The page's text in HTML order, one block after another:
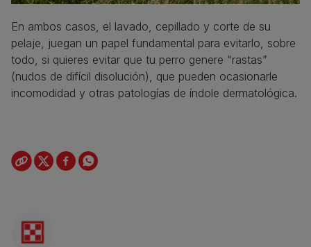
En ambos casos, el lavado, cepillado y corte de su
pelaje, juegan un papel fundamental para evitarlo, sobre
todo, si quieres evitar que tu perro genere “rastas”
(nudos de difícil disolución), que pueden ocasionarle
incomodidad y otras patologías de índole dermatológica.